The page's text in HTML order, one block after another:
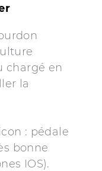
chargé en
la
: pédale
bonne
IOS).